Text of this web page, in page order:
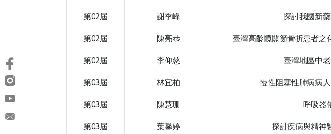
第02屆 謝季峰 探討我國新
第02屆 陳亮恭 臺灣高齡髖關節骨折患者之
第02屆 李仰慈 臺灣地區中
第03屆 林宜柏 慢性阻塞性肺病病
第03屆 陳慧珊 呼吸器
第03屆 葉馨婷 探討疾病與精神